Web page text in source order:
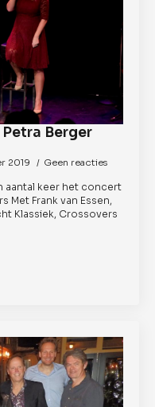
Berger
2019 Geen reacties
aantal keer het concert
Met Frank van Essen,
Klassiek, Crossovers